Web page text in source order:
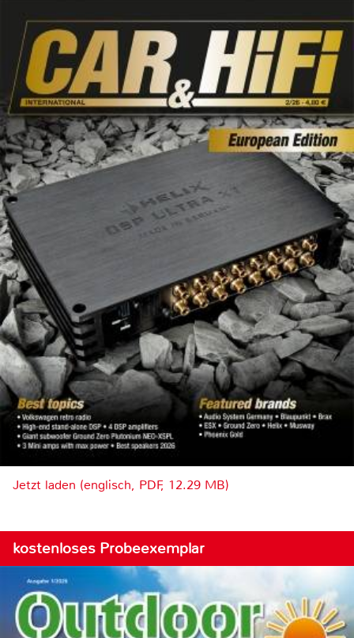
Jetzt laden (englisch, PDF, 12.29 MB)
kostenloses Probeexemplar